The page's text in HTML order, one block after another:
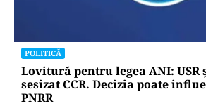
POLITICĂ
Lovitură pentru legea ANI: USR
sesizat CCR. Decizia poate
PNRR